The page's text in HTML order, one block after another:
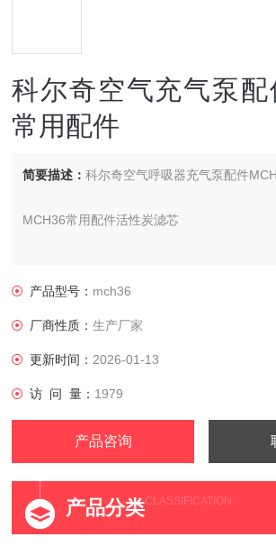
科尔奇空气充气泵配
常用配件
简要描述：科尔奇空气呼吸器充气泵配件
MCH36常用配件活性炭滤芯
产品型号： mch36
厂商性质：生产厂家
更新时间： 2026-01-13
访 问 量： 1979
产品咨询
产品分类CLASSIFICATION